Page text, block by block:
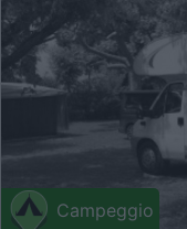
Campeggio